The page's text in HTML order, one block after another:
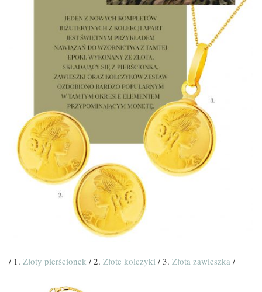
/ 1. Złoty pierścionek / 2. Złote kolczyki / 3. Złota zawieszka /